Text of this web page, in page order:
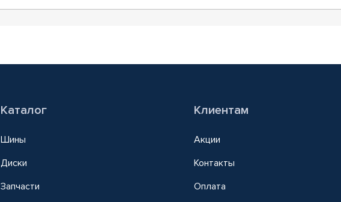
Каталог
Шины
Диски
Запчасти
Клиентам
Акции
Контакты
Оплата